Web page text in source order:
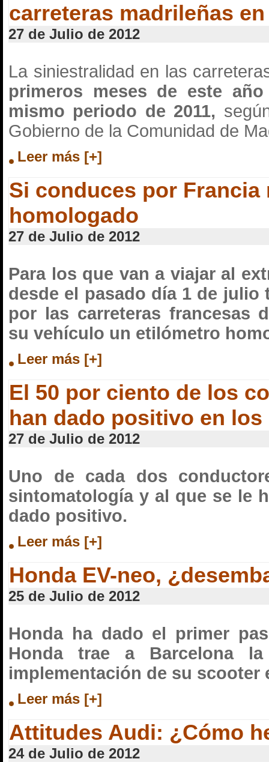
carreteras madrileñas
27 de Julio de 2012
La siniestralidad en las
primeros meses de este
mismo periodo de 2011,
Gobierno de la Comunidad de
Leer más [+]
Si conduces por
homologado
27 de Julio de 2012
Para los que van a viajar al
desde el pasado día 1 de
por las carreteras francesas
su vehículo un etilómetro
Leer más [+]
El 50 por ciento de los
han dado positivo en
27 de Julio de 2012
Uno de cada dos
sintomatología y al que se le
dado positivo.
Leer más [+]
Honda EV-neo,
25 de Julio de 2012
Honda ha dado el primer
Honda trae a Barcelona
implementación de su scooter
Leer más [+]
Attitudes Audi: ¿Cómo
24 de Julio de 2012